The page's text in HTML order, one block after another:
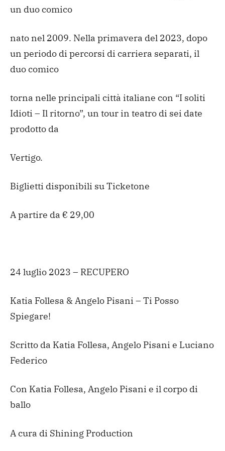
un duo comico
nato nel 2009. Nella primavera del 2023, dopo
un periodo di percorsi di carriera separati, il
duo comico
torna nelle principali città italiane con “I soliti
Idioti – Il ritorno”, un tour in teatro di sei date
prodotto da
Vertigo.
Biglietti disponibili su Ticketone
A partire da € 29,00
24 luglio 2023 – RECUPERO
Katia Follesa & Angelo Pisani – Ti Posso
Spiegare!
Scritto da Katia Follesa, Angelo Pisani e Luciano
Federico
Con Katia Follesa, Angelo Pisani e il corpo di
ballo
A cura di Shining Production